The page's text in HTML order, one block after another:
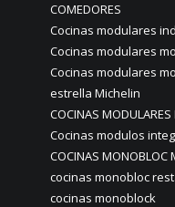
COMEDORES
Cocinas modulares
Cocinas modulares
Cocinas modulares
estrella Michelin
COCINAS MODULARES
Cocinas modulos
COCINAS MONOBLOC
cocinas monobloc
cocinas monoblock